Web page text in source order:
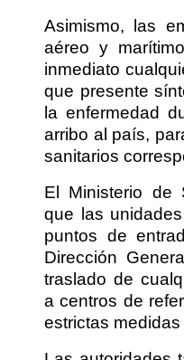
Asimismo, las
aéreo y
inmediato
que presente
la enfermedad
arribo al país,
sanitarios
El Ministerio de
que las
puntos de
Dirección
traslado de
a centros de
estrictas